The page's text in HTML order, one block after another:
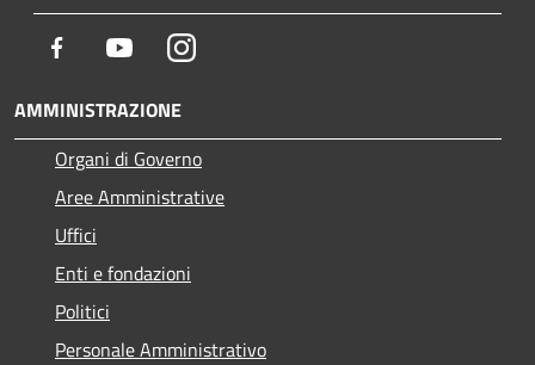
Facebook YoutubeInstagram
AMMINISTRAZIONE
Organi di Governo
Aree Amministrative
Uffici
Enti e fondazioni
Politici
Personale Amministrativo